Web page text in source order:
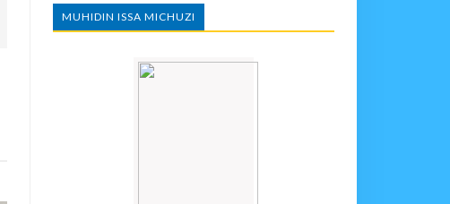
MUHIDIN ISSA MICHUZI